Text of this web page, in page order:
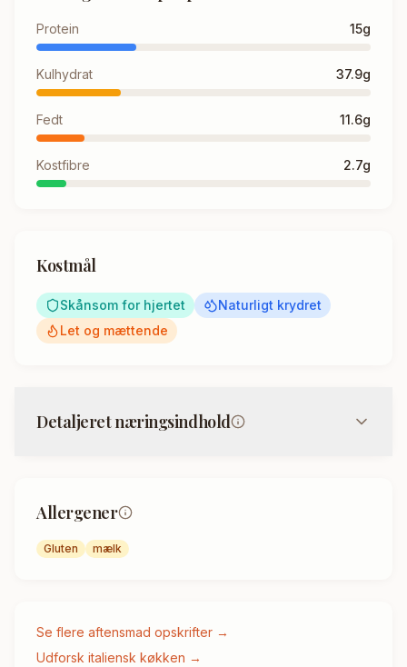
Protein 15g
Kulhydrat 37.9g
Fedt 11.6g
Kostfibre 2.7g
Kostmål
Skånsom for hjertet
Naturligt krydret
Let og mættende
Detaljeret næringsindhold
Allergener
Gluten mælk
Se flere aftensmad opskrifter →
Udforsk italiensk køkken →